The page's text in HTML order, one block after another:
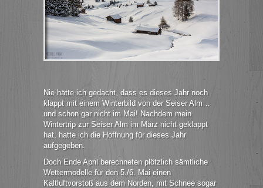
Nie hätte ich gedacht, dass es dieses Jahr noch
klappt mit einem Winterbild von der Seiser Alm…
und schon gar nicht im Mai! Nachdem mein
Wintertrip zur Seiser Alm im März nicht geklappt
hat, hatte ich die Hoffnung für dieses Jahr
aufgegeben.
Doch Ende April berechneten plötzlich sämtliche
Wettermodelle für den 5./6. Mai einen
Kaltluftvorstoß aus dem Norden, mit Schnee sogar